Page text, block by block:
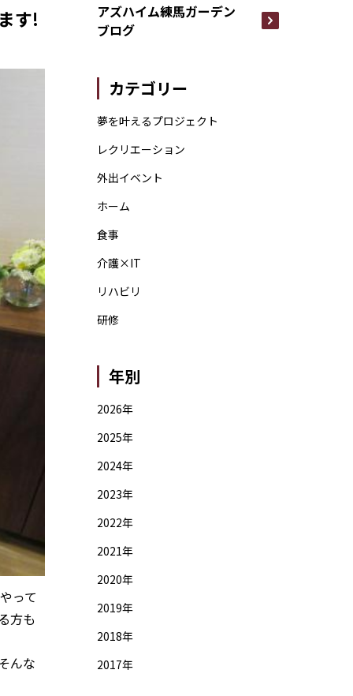
す!
って
方も
んな
アズハイム練馬ガーデン
ブログ
カテゴリー
夢を叶えるプロジェクト
レクリエーション
外出イベント
ホーム
食事
介護×IT
リハビリ
研修
年別
2026年
2025年
2024年
2023年
2022年
2021年
2020年
2019年
2018年
2017年